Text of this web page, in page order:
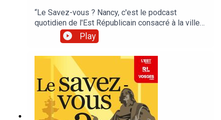
“Le Savez-vous ? Nancy, c'est le podcast
quotidien de l'Est Républicain consacré à la ville
et à tout ce que vous ignorez sur elle.Un podcast
raconté par Jean-Marie Russe basé sur les
Play